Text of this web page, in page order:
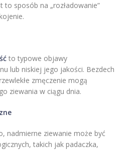
to sposób na „rozładowanie”
to typowe objawy
lub niskiej jego jakości. Bezdech
zmęczenie mogą
ziewania w ciągu dnia.
nadmierne ziewanie może być
takich jak padaczka,